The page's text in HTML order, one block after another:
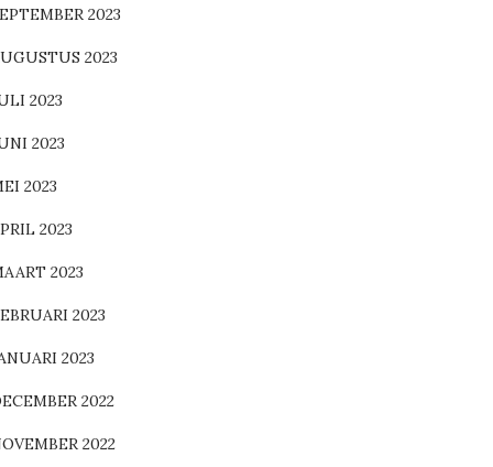
2023
2023
2023
2023
2023
2023
2023
2023
2023
2022
2022